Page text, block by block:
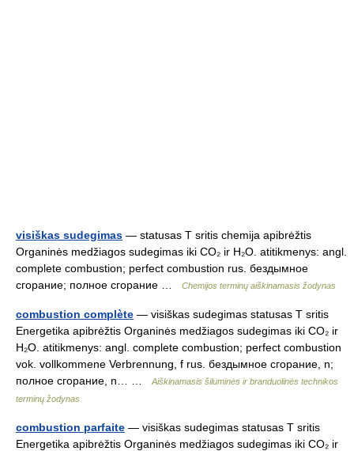
visiškas sudegimas — statusas T sritis chemija apibrėžtis
Organinės medžiagos sudegimas iki CO₂ ir H₂O. atitikmenys: angl.
complete combustion; perfect combustion rus. бездымное
сгорание; полное сгорание …
Chemijos terminų aiškinamasis žodynas
combustion complète — visiškas sudegimas statusas T sritis
Energetika apibrėžtis Organinės medžiagos sudegimas iki CO₂ ir
H₂O. atitikmenys: angl. complete combustion; perfect combustion
vok. vollkommene Verbrennung, f rus. бездымное сгорание, n;
полное сгорание, n… …
Aiškinamasis šiluminės ir branduolinės technikos
terminų žodynas
combustion parfaite — visiškas sudegimas statusas T sritis
Energetika apibrėžtis Organinės medžiagos sudegimas iki CO₂ ir